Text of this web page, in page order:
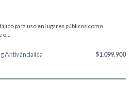
para uso en lugares públicos como
e...
Antivándalica
$1.099.900